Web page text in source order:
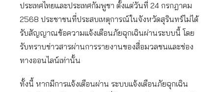
ประเทศไทยและประเทศกัมพูชา ตั้งแต่วันที่ 24 กรกฎาคม
2568 ประชาชนที่ประสบเหตุการณ์ในจังหวัดสุรินทร์ไม่ได้
รับสัญญาณข้อความแจ้งเตือนภัยฉุกเฉินผ่านระบบนี้ โดย
รับทราบข่าวสารผ่านการรายงานของสื่อมวลชนและช่อง
ทางออนไลน์เท่านั้น
ทั้งนี้ หากมีการแจ้งเตือนผ่าน ระบบแจ้งเตือนภัยฉุกเฉิน